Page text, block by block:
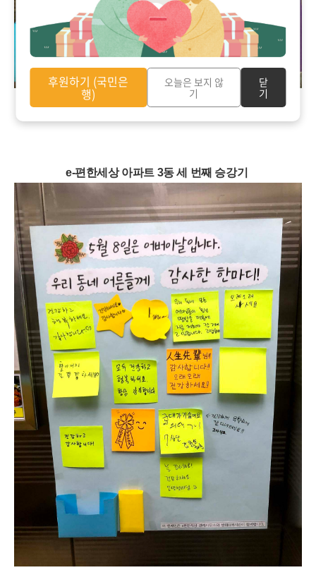
e-편한세상 아파트 3동 세 번째 승강기
후원하기 (국민은
행)
오늘은 보지 않
기
닫
기